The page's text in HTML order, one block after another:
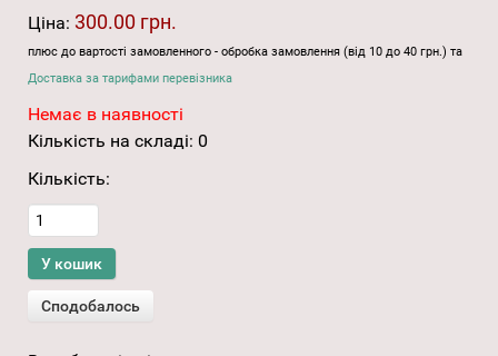
Ціна: 300.00 грн.
плюс до вартості замовленного - обробка замовлення (від 10 до 40 грн.) та
Доставка за тарифами перевізника
Немає в наявності
Кількість на складі: 0
Кількість: